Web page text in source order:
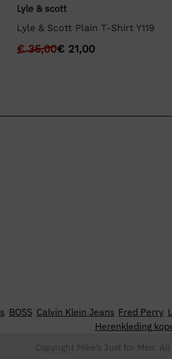
Lyle & scott
Lyle & Scott Plain T-Shirt Y119
€35,00€21,00
BOSS Calvin Klein Jeans Fred Perry
Herenkleding
Copyright Mike’s Just for Men.